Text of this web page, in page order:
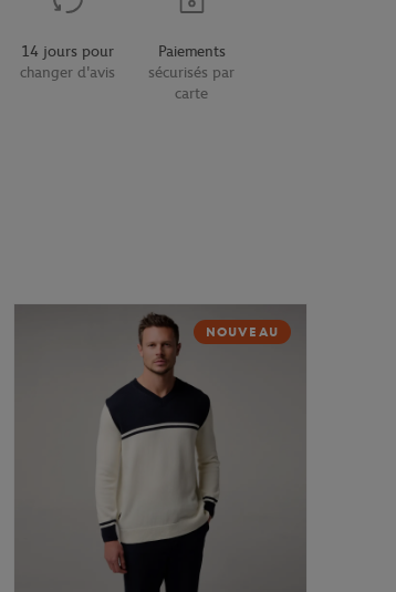
14 jours pour
changer d'avis
Paiements
sécurisés par
carte
NOUVEAU